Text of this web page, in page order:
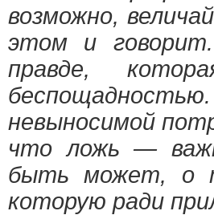
возможно,
этом и
правде,
невыносимой
что ложь —
быть может, о
которую ради